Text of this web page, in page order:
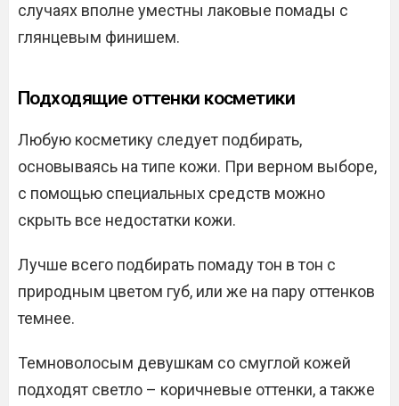
случаях вполне уместны лаковые помады с
глянцевым финишем.
Подходящие оттенки косметики
Любую косметику следует подбирать,
основываясь на типе кожи. При верном выборе,
с помощью специальных средств можно
скрыть все недостатки кожи.
Лучше всего подбирать помаду тон в тон с
природным цветом губ, или же на пару оттенков
темнее.
Темноволосым девушкам со смуглой кожей
подходят светло – коричневые оттенки, а также